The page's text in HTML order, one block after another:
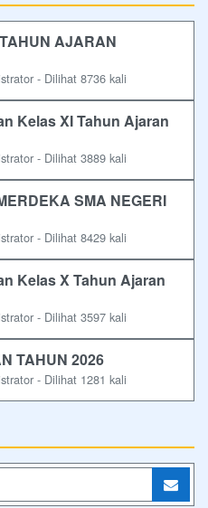
AJARAN
- Dilihat 8736 kali
Kelas XI Tahun Ajaran
- Dilihat 3889 kali
SMA NEGERI
- Dilihat 8429 kali
Kelas X Tahun Ajaran
- Dilihat 3597 kali
TAHUN 2026
- Dilihat 1281 kali